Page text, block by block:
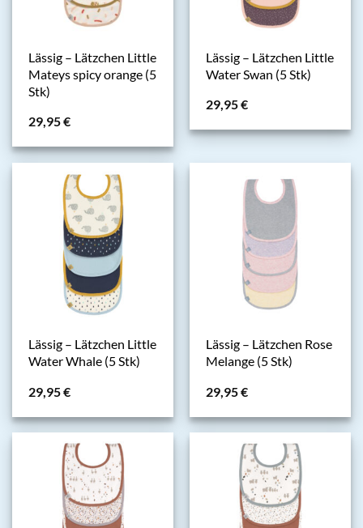
Lässig – Lätzchen Little
Mateys spicy orange (5
Stk)
29,95€
Lässig – Lätzchen Little
Water Swan (5 Stk)
29,95€
Lässig – Lätzchen Little
Water Whale (5 Stk)
29,95€
Lässig – Lätzchen Rose
Melange (5 Stk)
29,95€